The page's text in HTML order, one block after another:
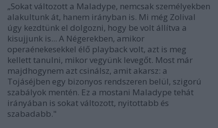
„Sokat változott a Maladype, nemcsak személyekben
alakultunk át, hanem irányban is. Mi még Zolival
úgy kezdtünk el dolgozni, hogy be volt állítva a
kisujjunk is... A Négerekben, amikor
operaénekesekkel élő playback volt, azt is meg
kellett tanulni, mikor vegyünk levegőt. Most már
majdhogynem azt csinálsz, amit akarsz: a
Tojáséjben egy bizonyos rendszeren belül, szigorú
szabályok mentén. Ez a mostani Maladype tehát
irányában is sokat változott, nyitottabb és
szabadabb."